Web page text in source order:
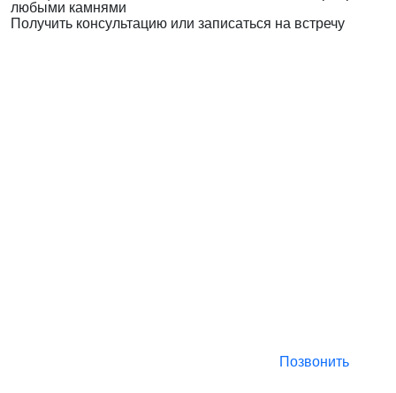
любыми камнями
Получить консультацию или записаться на встречу
Позвонить